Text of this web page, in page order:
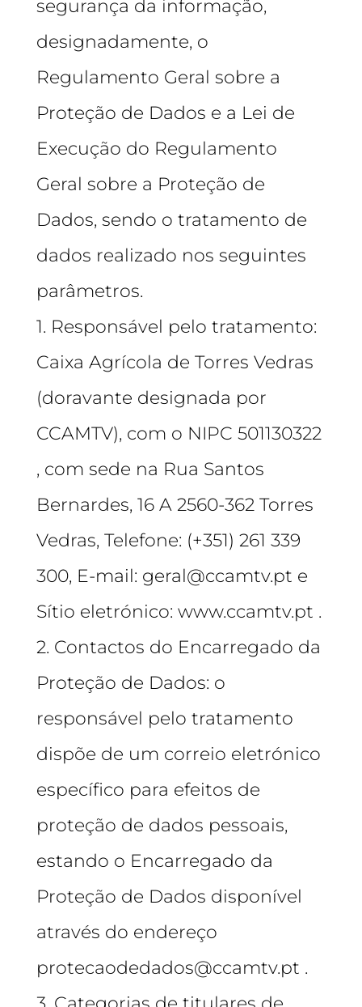
segurança da informação,
designadamente, o
Regulamento Geral sobre a
Proteção de Dados e a Lei de
Execução do Regulamento
Geral sobre a Proteção de
Dados, sendo o tratamento de
dados realizado nos seguintes
parâmetros.
1. Responsável pelo tratamento:
Caixa Agrícola de Torres Vedras
(doravante designada por
CCAMTV), com o NIPC 501130322
, com sede na Rua Santos
Bernardes, 16 A 2560-362 Torres
Vedras, Telefone: (+351) 261 339
300, E-mail: geral@ccamtv.pt e
Sítio eletrónico: www.ccamtv.pt .
2. Contactos do Encarregado da
Proteção de Dados: o
responsável pelo tratamento
dispõe de um correio eletrónico
específico para efeitos de
proteção de dados pessoais,
estando o Encarregado da
Proteção de Dados disponível
através do endereço
protecaodedados@ccamtv.pt .